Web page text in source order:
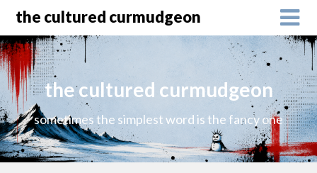
the cultured curmudgeon
the cultured curmudgeon
sometimes the simplest word is the fancy one